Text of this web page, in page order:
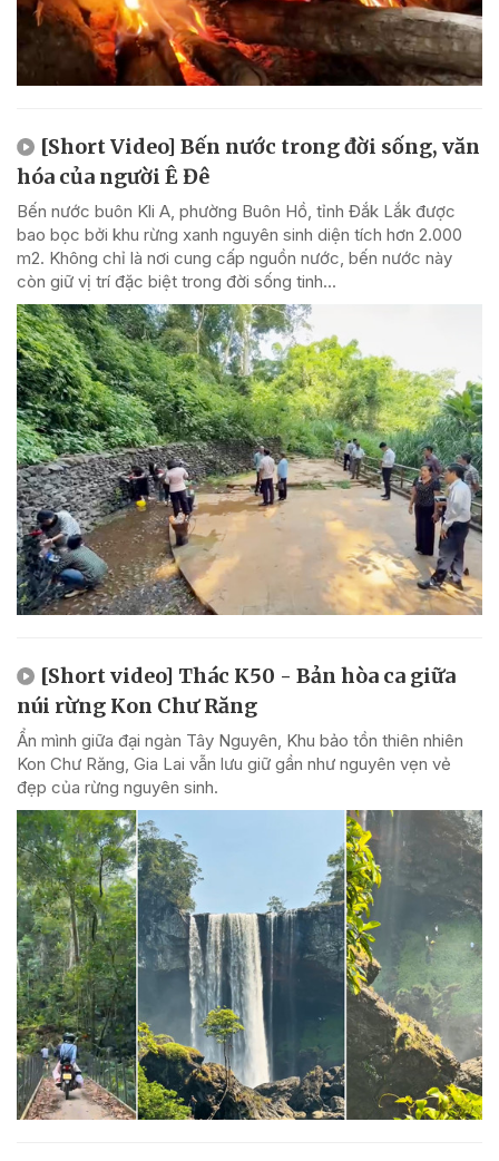
[Short Video] Bến nước trong đời sống, văn
hóa của người Ê Đê
Bến nước buôn Kli A, phường Buôn Hồ, tỉnh Đắk Lắk được
bao bọc bởi khu rừng xanh nguyên sinh diện tích hơn 2.000
m2. Không chỉ là nơi cung cấp nguồn nước, bến nước này
còn giữ vị trí đặc biệt trong đời sống tinh...
[Short video] Thác K50 - Bản hòa ca giữa
núi rừng Kon Chư Răng
Ẩn mình giữa đại ngàn Tây Nguyên, Khu bảo tồn thiên nhiên
Kon Chư Răng, Gia Lai vẫn lưu giữ gần như nguyên vẹn vẻ
đẹp của rừng nguyên sinh.